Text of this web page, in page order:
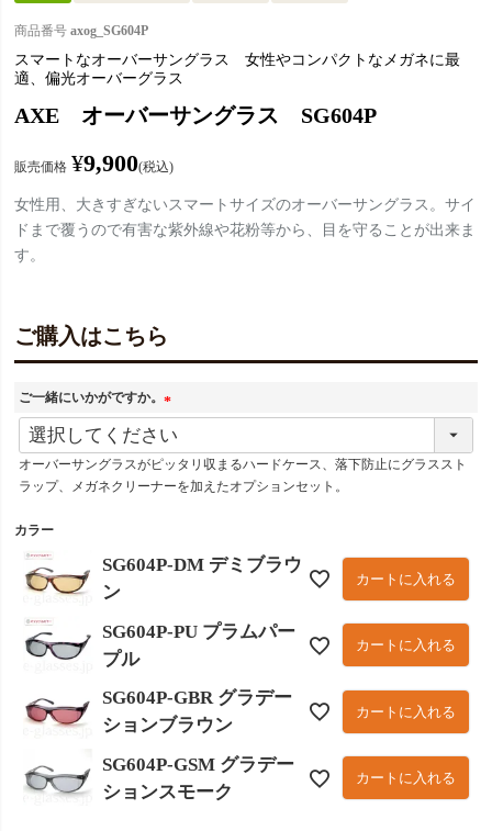
商品番号 axog_SG604P
スマートなオーバーサングラス 女性やコンパクトなメガネに最
適、偏光オーバーグラス
AXE オーバーサングラス SG604P
販売価格 ¥9,900 税込
女性用、大きすぎないスマートサイズのオーバーサングラス。サイ
ドまで覆うので有害な紫外線や花粉等から、目を守ることが出来ま
す。
ご購入はこちら
ご一緒にいかがですか。
必
須
)
オーバーサングラスがピッタリ収まるハードケース、落下防止にグラススト
ラップ、メガネクリーナーを加えたオプションセット。
カラー
SG604P-DM デミブラウ
ン
カートに入れる
SG604P-PU プラムパー
プル
カートに入れる
SG604P-GBR グラデー
ションブラウン
カートに入れる
SG604P-GSM グラデー
ションスモーク
カートに入れる